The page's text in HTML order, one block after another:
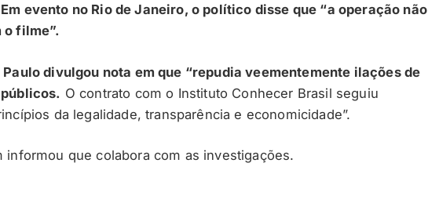
evento no Rio de Janeiro, o político disse que “a operação não
o filme”.
divulgou nota em que “repudia veementemente ilações de
O contrato com o Instituto Conhecer Brasil seguiu
da legalidade, transparência e economicidade”.
informou que colabora com as investigações.